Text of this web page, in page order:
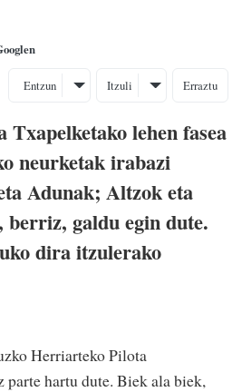
Entzun Itzuli Erraztu
lehen fasea
neurketak irabazi
Adunak; Altzok eta
galdu egin dute.
dira itzulerako
Herriarteko Pilota
hartu dute. Biek ala biek,